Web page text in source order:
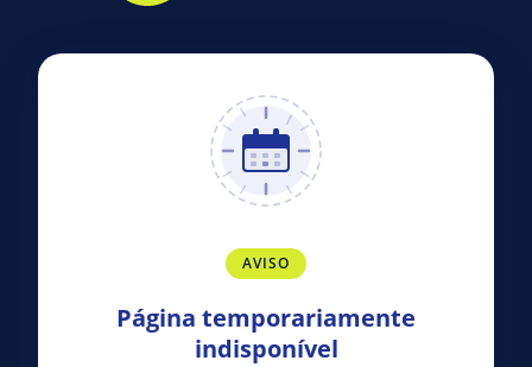
AVISO
Página temporariamente
indisponível